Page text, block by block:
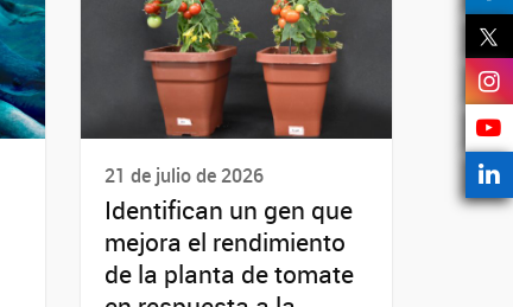
21 de julio de 2026
Identifican un gen que
mejora el rendimiento
de la planta de tomate